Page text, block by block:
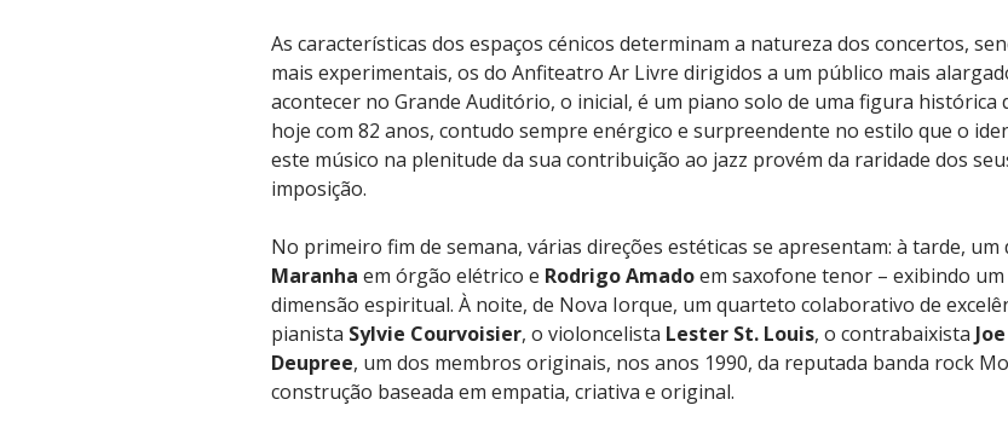
As características dos espaços cénicos determinam a natureza dos concertos,
mais experimentais, os do Anfiteatro Ar Livre dirigidos a um público mais
acontecer no Grande Auditório, o inicial, é um piano solo de uma figura histórica
hoje com 82 anos, contudo sempre enérgico e surpreendente no estilo que o
este músico na plenitude da sua contribuição ao jazz provém da raridade dos
imposição.
No primeiro fim de semana, várias direções estéticas se apresentam: à tarde,
Maranha em órgão elétrico e Rodrigo Amadoem saxofone tenor – exibindo
dimensão espiritual. À noite, de Nova Iorque, um quarteto colaborativo de
pianista Sylvie Courvoisier, o violoncelista Lester St. Louis, o contrabaixista
Deupree, um dos membros originais, nos anos 1990, da reputada banda rock
construção baseada em empatia, criativa e original.